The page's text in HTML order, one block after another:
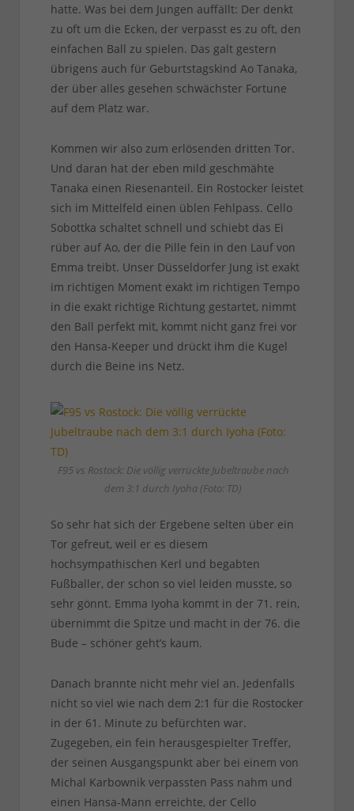
hatte. Was bei dem Jungen auffällt: Der denkt
zu oft um die Ecken, der verpasst es zu oft, den
einfachen Ball zu spielen. Das galt gestern
übrigens auch für Geburtstagskind Ao Tanaka,
der über alles gesehen schwächster Fortune
auf dem Platz war.
Kommen wir also zum erlösenden dritten Tor.
Und daran hat der eben mild geschmähte
Tanaka einen Riesenanteil. Ein Rostocker leistet
sich im Mittelfeld einen üblen Fehlpass. Cello
Sobottka schaltet schnell und schiebt das Ei
rüber auf Ao, der die Pille fein in den Lauf von
Emma treibt. Unser Düsseldorfer Jung ist exakt
im richtigen Moment exakt im richtigen Tempo
in die exakt richtige Richtung gestartet, nimmt
den Ball perfekt mit, kommt nicht ganz frei vor
den Hansa-Keeper und drückt ihm die Kugel
durch die Beine ins Netz.
F95 vs Rostock: Die völlig verrückte Jubeltraube nach
dem 3:1 durch Iyoha (Foto: TD)
So sehr hat sich der Ergebene selten über ein
Tor gefreut, weil er es diesem
hochsympathischen Kerl und begabten
Fußballer, der schon so viel leiden musste, so
sehr gönnt. Emma Iyoha kommt in der 71. rein,
übernimmt die Spitze und macht in der 76. die
Bude – schöner geht’s kaum.
Danach brannte nicht mehr viel an. Jedenfalls
nicht so viel wie nach dem 2:1 für die Rostocker
in der 61. Minute zu befürchten war.
Zugegeben, ein fein herausgespielter Treffer,
der seinen Ausgangspunkt aber bei einem von
Michal Karbownik verpassten Pass nahm und
einen Hansa-Mann erreichte, der Cello